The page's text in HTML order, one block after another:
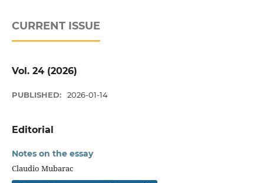
CURRENT ISSUE
Vol. 24 (2026)
PUBLISHED: 2026-01-14
Editorial
Notes on the essay
Claudio Mubarac